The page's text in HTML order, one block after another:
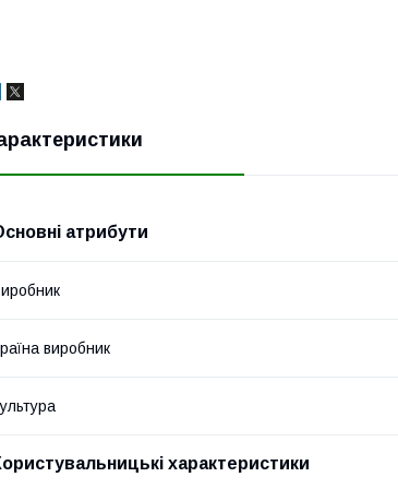
атрибути
виробник
характеристики